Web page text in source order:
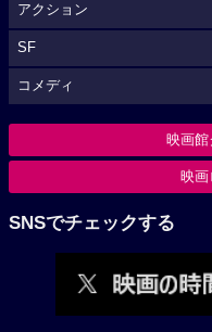
アクション
SF
コメディ
映画
映画
SNSでチェックする